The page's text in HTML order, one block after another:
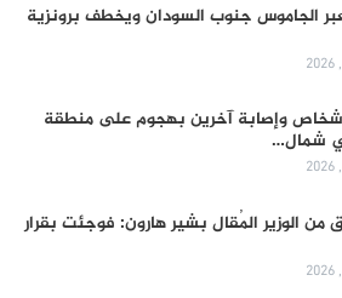
الجاموس جنوب السودان ويخطف برونزية
4 أشخاص وإصابة آخرين بهجوم على منطقة
شمال…
من الوزير المُقال بشير هارون: فوجئت بقرار